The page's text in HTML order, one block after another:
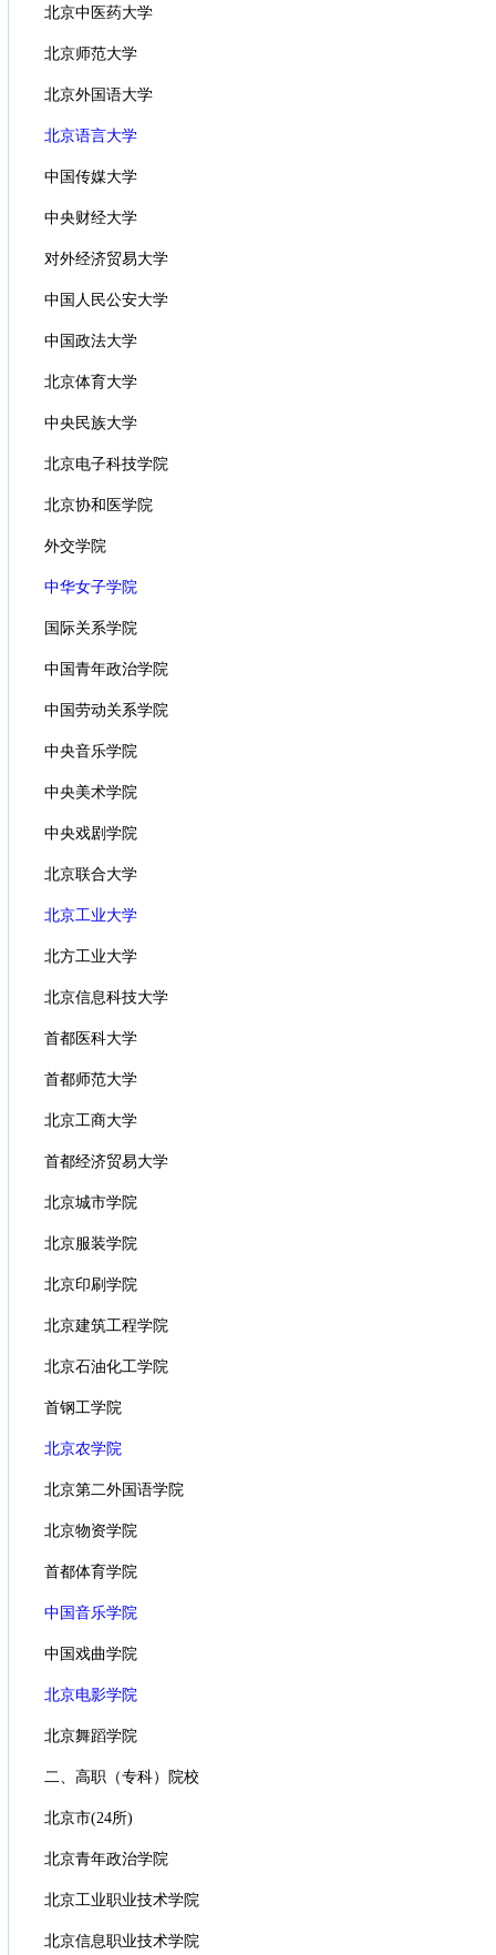
北京中医药大学
北京师范大学
北京外国语大学
北京语言大学
中国传媒大学
中央财经大学
对外经济贸易大学
中国人民公安大学
中国政法大学
北京体育大学
中央民族大学
北京电子科技学院
北京协和医学院
外交学院
中华女子学院
国际关系学院
中国青年政治学院
中国劳动关系学院
中央音乐学院
中央美术学院
中央戏剧学院
北京联合大学
北京工业大学
北方工业大学
北京信息科技大学
首都医科大学
首都师范大学
北京工商大学
首都经济贸易大学
北京城市学院
北京服装学院
北京印刷学院
北京建筑工程学院
北京石油化工学院
首钢工学院
北京农学院
北京第二外国语学院
北京物资学院
首都体育学院
中国音乐学院
中国戏曲学院
北京电影学院
北京舞蹈学院
二、高职（专科）院校
北京市(24所)
北京青年政治学院
北京工业职业技术学院
北京信息职业技术学院